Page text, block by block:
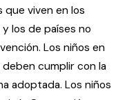
que viven en los
los de países no
Los niños en
cumplir con la
adoptada. Los niños